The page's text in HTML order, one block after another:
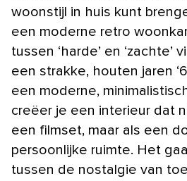
woonstijl in huis kunt
een moderne retro
tussen ‘harde’ en ‘zachte’
een strakke, houten jaren
een moderne,
creëer je een interieur dat
een filmset, maar als een
persoonlijke ruimte. Het
tussen de nostalgie van